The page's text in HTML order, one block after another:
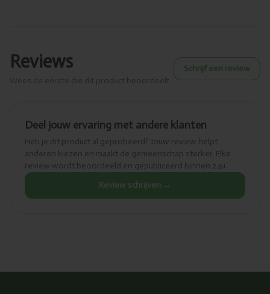
Reviews Schrijf een review
Deel jouw ervaring met andere klanten
Heb je dit product al geprobeerd? Jouw review helpt
anderen kiezen en maakt de gemeenschap sterker. Elke
review wordt beoordeeld en gepubliceerd binnen 24u.
Review schrijven →